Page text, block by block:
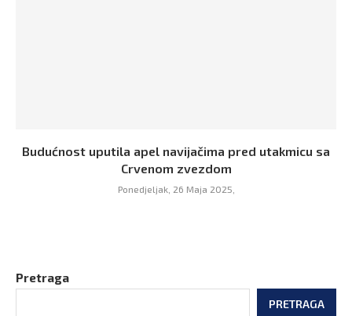
Budućnost uputila apel navijačima pred utakmicu sa
Crvenom zvezdom
Ponedjeljak, 26 Maja 2025,
Pretraga
PRETRAGA